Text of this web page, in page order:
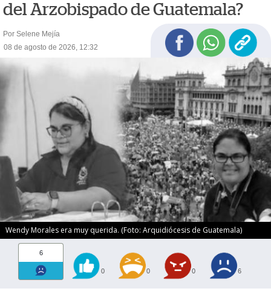
del Arzobispado de Guatemala?
Por Selene Mejía
08 de agosto de 2026, 12:32
Wendy Morales era muy querida. (Foto: Arquidiócesis de Guatemala)
6
0 0 0 6